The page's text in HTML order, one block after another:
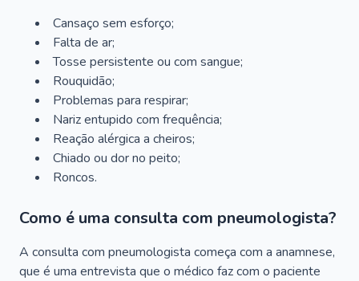
Cansaço sem esforço;
Falta de ar;
Tosse persistente ou com sangue;
Rouquidão;
Problemas para respirar;
Nariz entupido com frequência;
Reação alérgica a cheiros;
Chiado ou dor no peito;
Roncos.
Como é uma consulta com pneumologista?
A consulta com pneumologista começa com a anamnese,
que é uma entrevista que o médico faz com o paciente